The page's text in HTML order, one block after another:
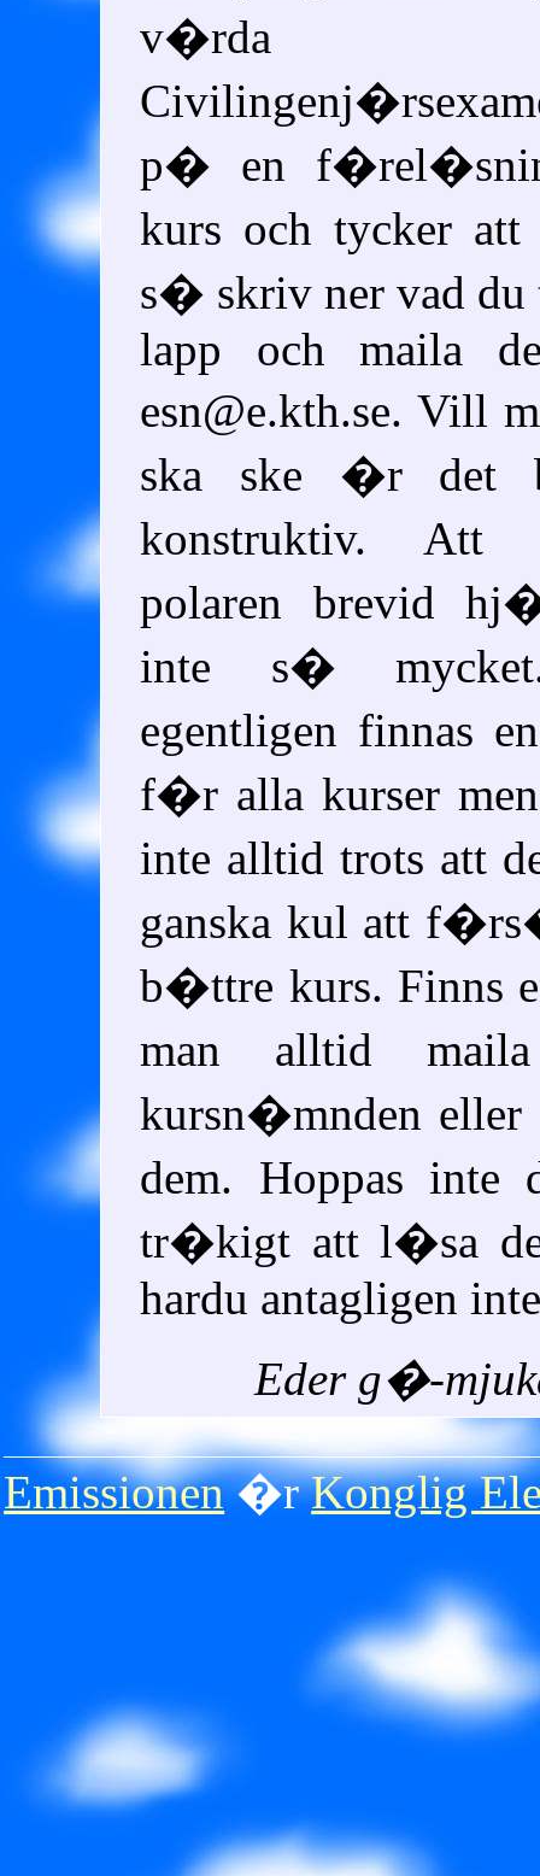
v�rda
p� en
kurs och tycker
s� skriv ner vad
lapp och maila
esn@e.kth.se. Vill
ska ske �r det
konstruktiv.
polaren brevid
inte s�
egentligen finnas
f�r alla kurser
inte alltid trots att
ganska kul att
b�ttre kurs. Finns
man alltid
kursn�mnden eller
dem. Hoppas
tr�kigt att l�sa
hardu antagligen
Eder g�-
Emissionen�rKonglig